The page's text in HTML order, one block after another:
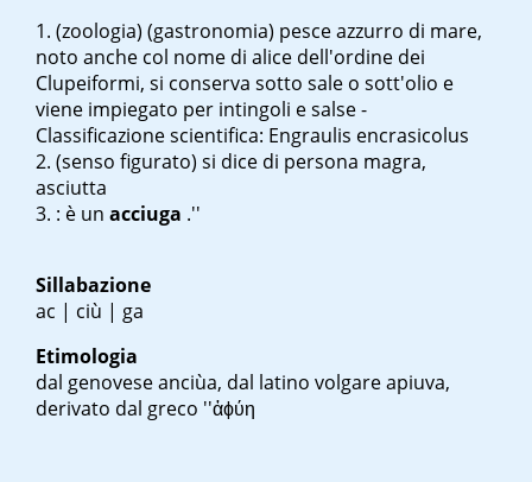
(zoologia) (gastronomia) pesce azzurro di mare,
noto anche col nome di alice dell'ordine dei
Clupeiformi, si conserva sotto sale o sott'olio e
viene impiegato per intingoli e salse -
Classificazione scientifica: Engraulis encrasicolus
(senso figurato) si dice di persona magra,
asciutta
: è un acciuga .''
Sillabazione
ac | ciù | ga
Etimologia
dal genoveseanciùa, dal latino volgareapiuva,
derivato dal greco ''ἀϕύη